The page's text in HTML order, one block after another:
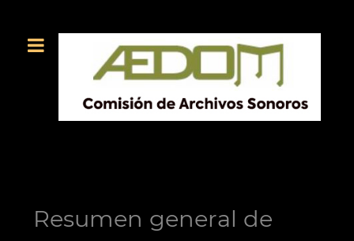
Resumen general de